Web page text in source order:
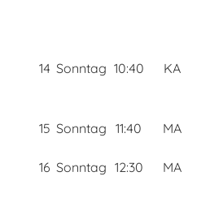
14 Sonntag 10:40 KA
15 Sonntag 11:40 MA
16 Sonntag 12:30 MA